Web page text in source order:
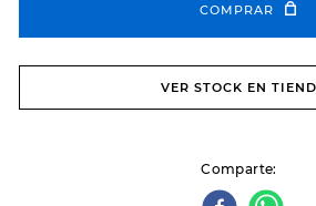
COMPRAR
VER STOCK EN
Comparte